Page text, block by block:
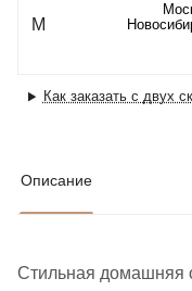
M
Как заказать с двух
Описание
Стильная домашняя